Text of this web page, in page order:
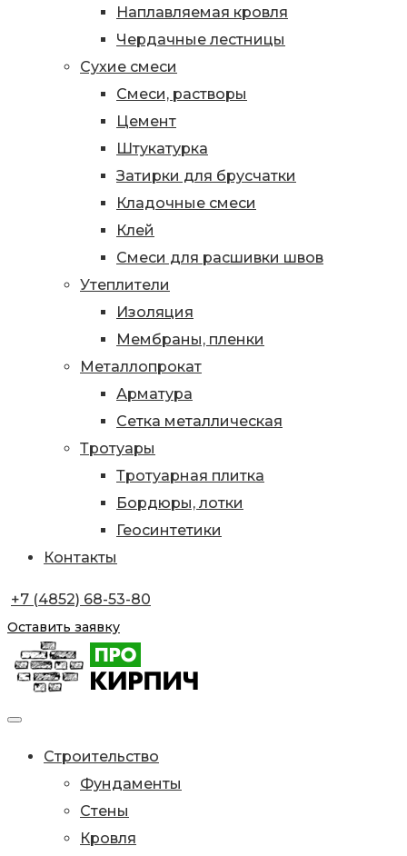
Наплавляемая кровля
Чердачные лестницы
Сухие смеси
Смеси, растворы
Цемент
Штукатурка
Затирки для брусчатки
Кладочные смеси
Клей
Смеси для расшивки швов
Утеплители
Изоляция
Мембраны, пленки
Металлопрокат
Арматура
Сетка металлическая
Тротуары
Тротуарная плитка
Бордюры, лотки
Геосинтетики
Контакты
+7 (4852) 68-53-80
Оставить заявку
Строительство
Фундаменты
Стены
Кровля